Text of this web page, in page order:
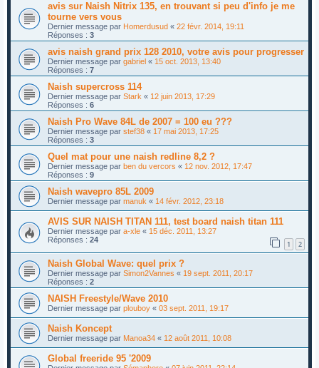
avis sur Naish Nitrix 135, en trouvant si peu d'info je me
tourne vers vous
Dernier message par Homerdusud « 22 févr. 2014, 19:11
Réponses : 3
avis naish grand prix 128 2010, votre avis pour progresser
Dernier message par gabriel « 15 oct. 2013, 13:40
Réponses : 7
Naish supercross 114
Dernier message par Stark « 12 juin 2013, 17:29
Réponses : 6
Naish Pro Wave 84L de 2007 = 100 eu ???
Dernier message par stef38 « 17 mai 2013, 17:25
Réponses : 3
Quel mat pour une naish redline 8,2 ?
Dernier message par ben du vercors « 12 nov. 2012, 17:47
Réponses : 9
Naish wavepro 85L 2009
Dernier message par manuk « 14 févr. 2012, 23:18
AVIS SUR NAISH TITAN 111, test board naish titan 111
Dernier message par a-xle « 15 déc. 2011, 13:27
Réponses : 24 1 2
Naish Global Wave: quel prix ?
Dernier message par Simon2Vannes « 19 sept. 2011, 20:17
Réponses : 2
NAISH Freestyle/Wave 2010
Dernier message par plouboy « 03 sept. 2011, 19:17
Naish Koncept
Dernier message par Manoa34 « 12 août 2011, 10:08
Global freeride 95 '2009